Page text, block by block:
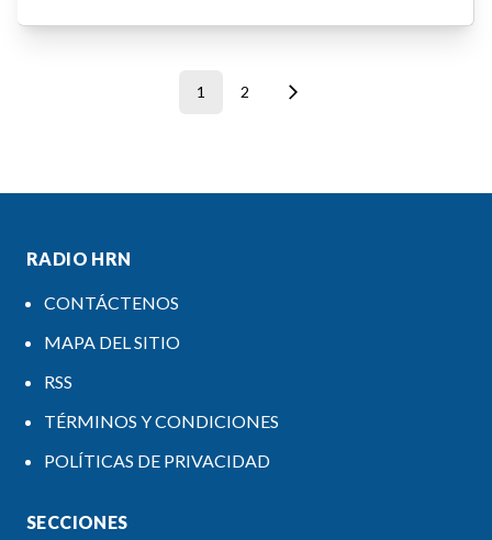
1 2
RADIO HRN
CONTÁCTENOS
MAPA DEL SITIO
RSS
TÉRMINOS Y CONDICIONES
POLÍTICAS DE PRIVACIDAD
SECCIONES